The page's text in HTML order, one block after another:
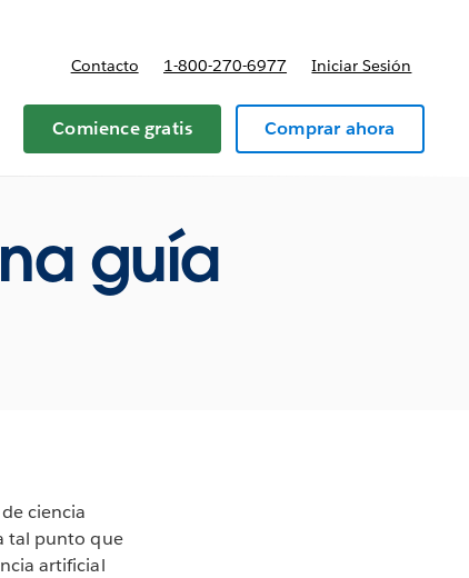
Contacto 1-800-270-6977 Iniciar Sesión
Comience gratis Comprar ahora
guía
ciencia
tal punto que
artificial